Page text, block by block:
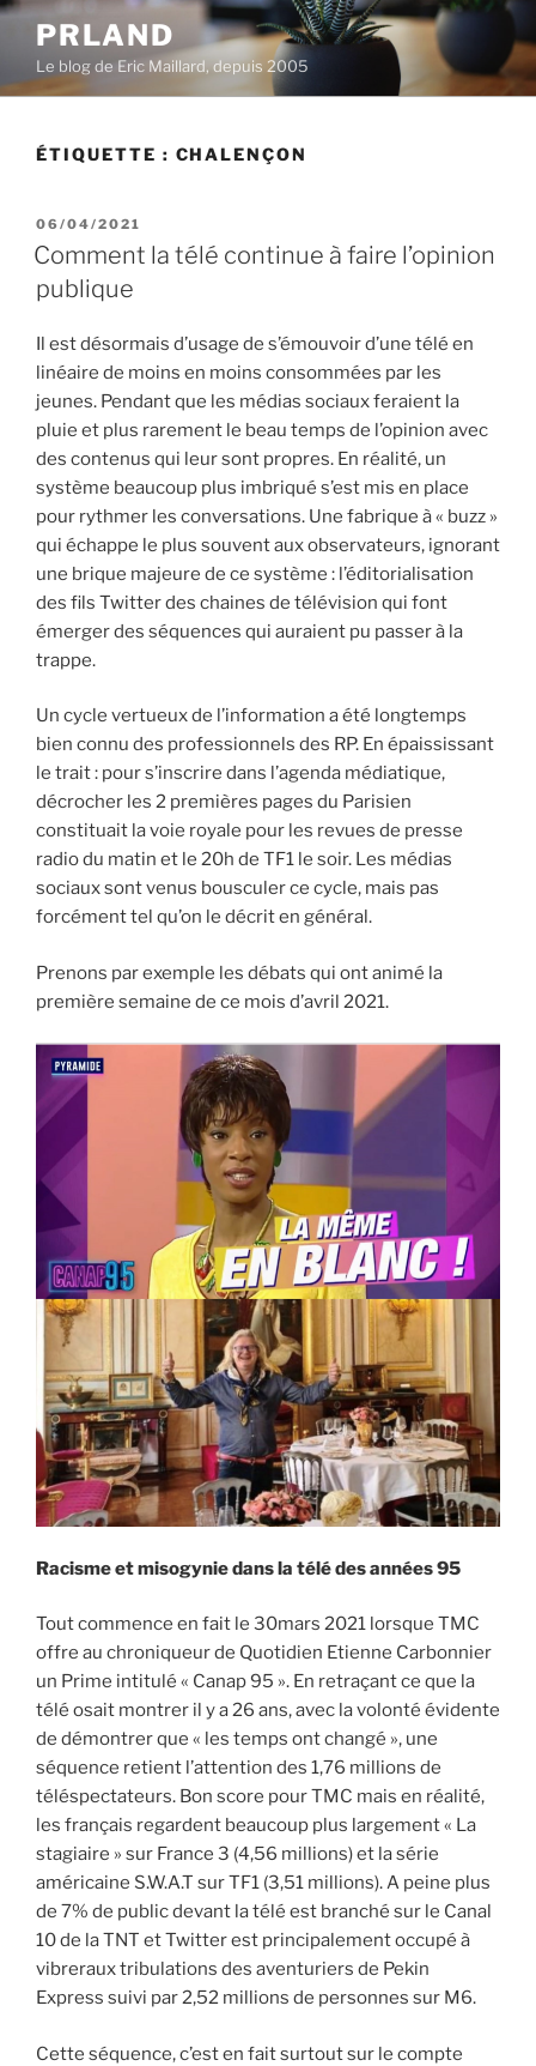
Aller
contenu
principal
PRLAND
Le blog de Eric Maillard, depuis 2005
ÉTIQUETTE : CHALENÇON
PUBLIÉ
LE
06/04/2021
Comment la télé continue à faire l’opinion
publique
Il est désormais d’usage de s’émouvoir d’une télé en
linéaire de moins en moins consommées par les
jeunes. Pendant que les médias sociaux feraient la
pluie et plus rarement le beau temps de l’opinion avec
des contenus qui leur sont propres. En réalité, un
système beaucoup plus imbriqué s’est mis en place
pour rythmer les conversations. Une fabrique à « buzz »
qui échappe le plus souvent aux observateurs, ignorant
une brique majeure de ce système : l’éditorialisation
des fils Twitter des chaines de télévision qui font
émerger des séquences qui auraient pu passer à la
trappe.
Un cycle vertueux de l’information a été longtemps
bien connu des professionnels des RP. En épaississant
le trait : pour s’inscrire dans l’agenda médiatique,
décrocher les 2 premières pages du Parisien
constituait la voie royale pour les revues de presse
radio du matin et le 20h de TF1 le soir. Les médias
sociaux sont venus bousculer ce cycle, mais pas
forcément tel qu’on le décrit en général.
Prenons par exemple les débats qui ont animé la
première semaine de ce mois d’avril 2021.
Racisme et misogynie dans la télé des années 95
Tout commence en fait le 30mars 2021 lorsque TMC
offre au chroniqueur de Quotidien Etienne Carbonnier
un Prime intitulé « Canap 95 ». En retraçant ce que la
télé osait montrer il y a 26 ans, avec la volonté évidente
de démontrer que « les temps ont changé », une
séquence retient l’attention des 1,76 millions de
téléspectateurs. Bon score pour TMC mais en réalité,
les français regardent beaucoup plus largement « La
stagiaire » sur France 3 (4,56 millions) et la série
américaine S.W.A.T sur TF1 (3,51 millions). A peine plus
de 7% de public devant la télé est branché sur le Canal
10 de la TNT et Twitter est principalement occupé à
vibreraux tribulations des aventuriers de Pekin
Express suivi par 2,52 millions de personnes sur M6.
Cette séquence, c’est en fait surtout sur le compte